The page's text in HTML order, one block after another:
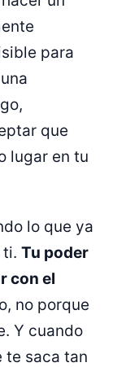
para
que
lugar en tu
lo que ya
ti. Tu poder
con el
no porque
Y cuando
te saca tan